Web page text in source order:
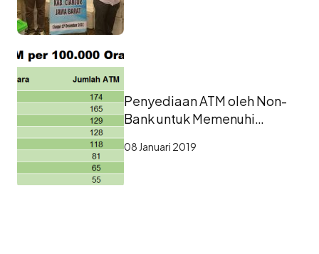
Penyediaan ATM oleh Non-
Bank untuk Memenuhi
Keuangan bagi Masyarakat
08 Januari 2019